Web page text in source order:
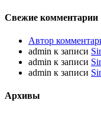
Свежие комментарии
Автор
admin к записи
admin к записи
admin к записи
Архивы